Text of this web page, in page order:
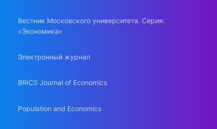
Вестник Московского университета. Серия:
«Экономика»
Электронный журнал
BRICS Journal of Economics
Population and Economics